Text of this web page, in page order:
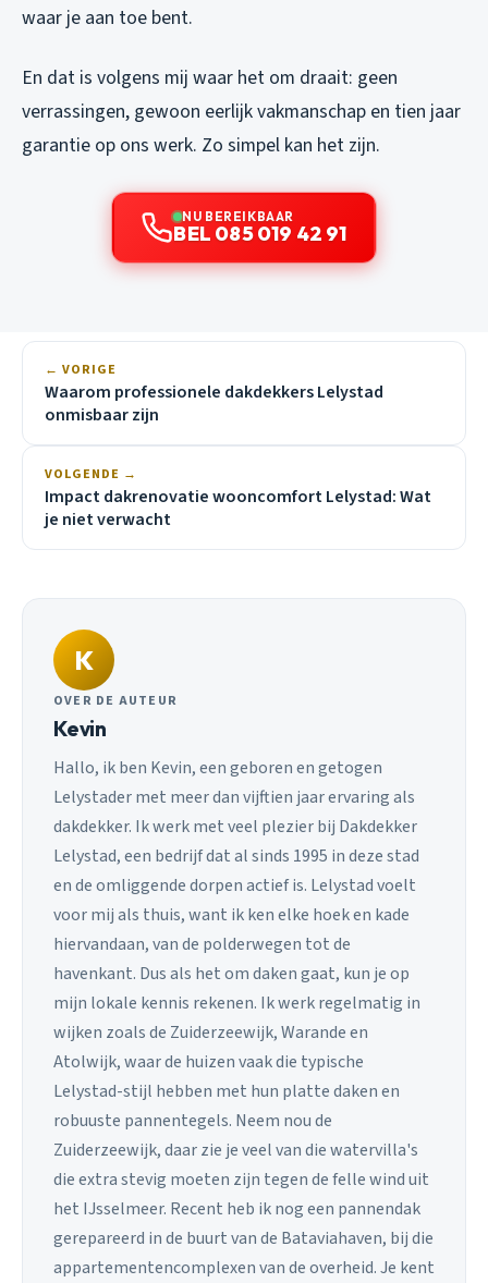
waar je aan toe bent.
En dat is volgens mij waar het om draait: geen
verrassingen, gewoon eerlijk vakmanschap en tien jaar
garantie op ons werk. Zo simpel kan het zijn.
NU BEREIKBAAR
BEL 085 019 42 91
← VORIGE
Waarom professionele dakdekkers Lelystad
onmisbaar zijn
VOLGENDE →
Impact dakrenovatie wooncomfort Lelystad: Wat
je niet verwacht
K
OVER DE AUTEUR
Kevin
Hallo, ik ben Kevin, een geboren en getogen
Lelystader met meer dan vijftien jaar ervaring als
dakdekker. Ik werk met veel plezier bij Dakdekker
Lelystad, een bedrijf dat al sinds 1995 in deze stad
en de omliggende dorpen actief is. Lelystad voelt
voor mij als thuis, want ik ken elke hoek en kade
hiervandaan, van de polderwegen tot de
havenkant. Dus als het om daken gaat, kun je op
mijn lokale kennis rekenen. Ik werk regelmatig in
wijken zoals de Zuiderzeewijk, Warande en
Atolwijk, waar de huizen vaak die typische
Lelystad-stijl hebben met hun platte daken en
robuuste pannentegels. Neem nou de
Zuiderzeewijk, daar zie je veel van die watervilla's
die extra stevig moeten zijn tegen de felle wind uit
het IJsselmeer. Recent heb ik nog een pannendak
gerepareerd in de buurt van de Bataviahaven, bij die
appartementencomplexen van de overheid. Je kent